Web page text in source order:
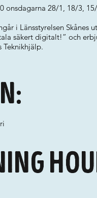
onsdagarna 28/1, 18/3,
i Länsstyrelsen Skånes
säkert digitalt!” och
Teknikhjälp.